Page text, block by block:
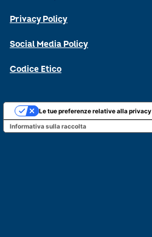
Privacy Policy
Social Media Policy
Codice Etico
Informativa sulla raccolta
Le tue preferenze relative alla privacy